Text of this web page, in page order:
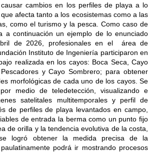
cambios en los perfiles de playa a lo
afecta tanto a los ecosistemas como a las
como el turismo y la pesca. Como caso de
a continuación un ejemplo de lo enunciado
de 2026, profesionales en el área de
Instituto de Ingeniería participaron en
realizada en los cayos: Boca Seca, Cayo
y Cayo Sombrero; para obtener
morfológicas de cada uno de los cayos. Se
medio de teledetección, visualizando e
satelitales multitemporales y perfil de
de perfiles de playa levantados en campo,
de entrada la berma como un punto fijo
de orilla y la tendencia evolutiva de la costa,
logró obtener la medida precisa de la
podrá ir mostrando procesos